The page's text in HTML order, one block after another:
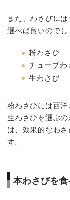
また、わさびに
選べば良いのでし
粉わさび
チューブわ
生わさび
粉わさびには西洋
生わさびを選ぶ
は、効果的なわ
す。
本わさびを食